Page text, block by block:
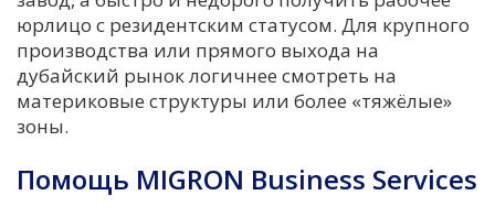
юрлицо с резидентским статусом. Для крупного
производства или прямого выхода на
дубайский рынок логичнее смотреть на
материковые структуры или более «тяжёлые»
зоны.
Помощь MIGRON Business Services